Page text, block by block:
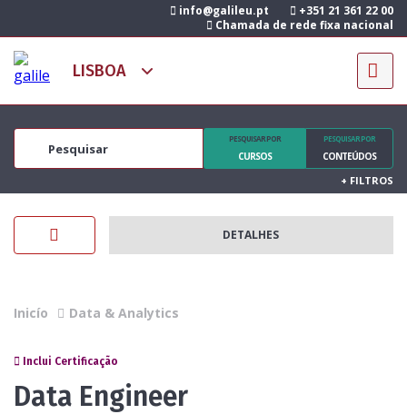
info@galileu.pt
+351 21 361 22 00
Chamada de rede fixa nacional
PESQUISAR POR
CURSOS
PESQUISAR POR
CONTEÚDOS
+ FILTROS
DETALHES
Inicío Data & Analytics
Inclui Certificação
Data Engineer